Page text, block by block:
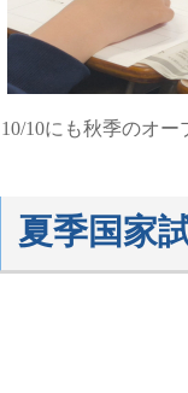
10/10にも秋季のオ
夏季国家